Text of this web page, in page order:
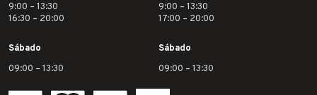
9:00 – 13:30
16:30 – 20:00
Sábado
09:00 – 13:30
9:00 – 13:30
17:00 – 20:00
Sábado
09:00 – 13:30